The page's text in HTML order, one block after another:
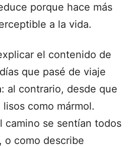
porque hace más
a la vida.
el contenido de
que pasé de viaje
al contrario, desde que
como mármol.
camino se sentían todos
o como describe